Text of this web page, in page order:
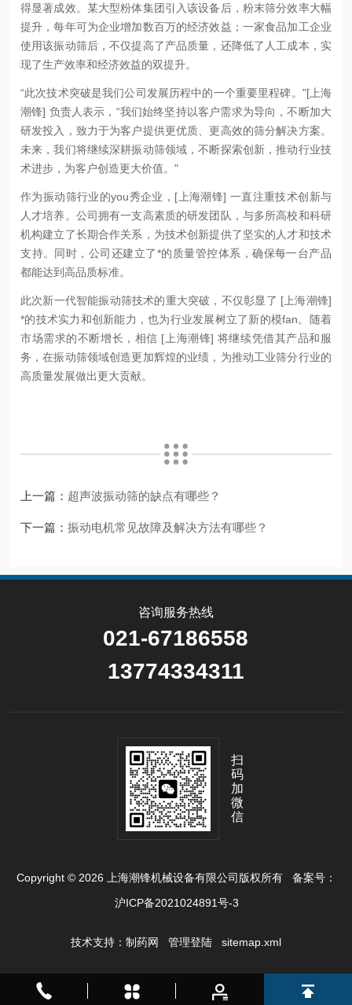
得显著成效。某大型粉体集团引入该设备后，粉末筛分效率大幅
提升，每年可为企业增加数百万的经济效益；一家食品加工企业
使用该振动筛后，不仅提高了产品质量，还降低了人工成本，实
现了生产效率和经济效益的双提升。
“此次技术突破是我们公司发展历程中的一个重要里程碑。"[上海
潮锋] 负责人表示，“我们始终坚持以客户需求为导向，不断加大
研发投入，致力于为客户提供更优质、更高效的筛分解决方案。
未来，我们将继续深耕振动筛领域，不断探索创新，推动行业技
术进步，为客户创造更大价值。"
作为振动筛行业的you秀企业，[上海潮锋] 一直注重技术创新与
人才培养。公司拥有一支高素质的研发团队，与多所高校和科研
机构建立了长期合作关系，为技术创新提供了坚实的人才和技术
支持。同时，公司还建立了*的质量管控体系，确保每一台产品
都能达到高品质标准。
此次新一代智能振动筛技术的重大突破，不仅彰显了 [上海潮锋]
*的技术实力和创新能力，也为行业发展树立了新的模fan。随着
市场需求的不断增长，相信 [上海潮锋] 将继续凭借其产品和服
务，在振动筛领域创造更加辉煌的业绩，为推动工业筛分行业的
高质量发展做出更大贡献。
上一篇： 超声波振动筛的缺点有哪些？
下一篇：振动电机常见故障及解决方法有哪些？
咨询服务热线
021-67186558
13774334311
扫
码
加
微
信
Copyright © 2026 上海潮锋机械设备有限公司版权所有备案号：
沪ICP备2021024891号-3
技术支持： 制药网 管理登陆 sitemap.xml